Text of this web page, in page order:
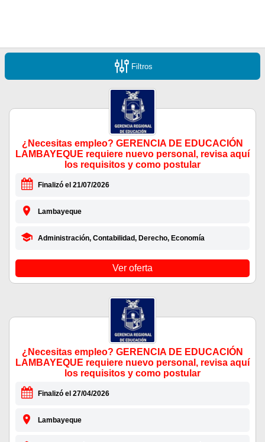
Filtros
¿Necesitas empleo? GERENCIA DE EDUCACIÓN
LAMBAYEQUE requiere nuevo personal, revisa aquí
los requisitos y como postular
Finalizó el 21/07/2026
Lambayeque
Administración, Contabilidad, Derecho, Economía
Ver oferta
¿Necesitas empleo? GERENCIA DE EDUCACIÓN
LAMBAYEQUE requiere nuevo personal, revisa aquí
los requisitos y como postular
Finalizó el 27/04/2026
Lambayeque